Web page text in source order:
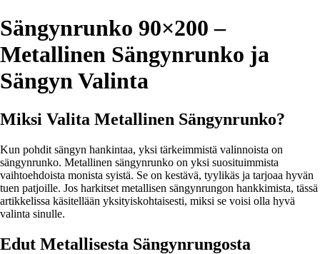
Sängynrunko 90×200 –
Metallinen Sängynrunko ja
Sängyn Valinta
Miksi Valita Metallinen Sängynrunko?
Kun pohdit sängyn hankintaa, yksi tärkeimmistä valinnoista on
sängynrunko. Metallinen sängynrunko on yksi suosituimmista
vaihtoehdoista monista syistä. Se on kestävä, tyylikäs ja tarjoaa hyvän
tuen patjoille. Jos harkitset metallisen sängynrungon hankkimista, tässä
artikkelissa käsitellään yksityiskohtaisesti, miksi se voisi olla hyvä
valinta sinulle.
Edut Metallisesta Sängynrungosta